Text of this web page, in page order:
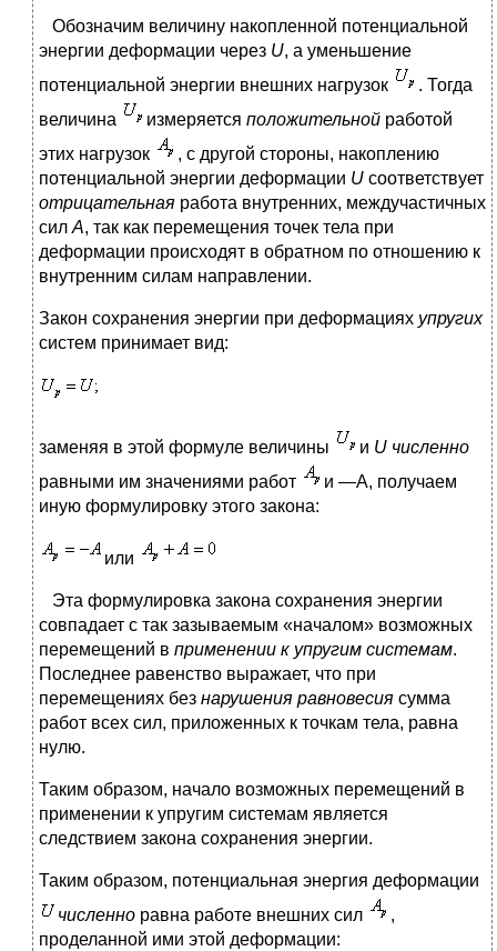
Обозначим величину накопленной потенциальной
энергии деформации через U, а уменьшение
потенциальной энергии внешних нагрузок
. Тогда
величина
измеряется положительной работой
этих нагрузок
, с другой стороны, накоплению
потенциальной энергии деформации U соответствует
отрицательная работа внутренних, междучастичных
сил А, так как перемещения точек тела при
деформации происходят в обратном по отношению к
внутренним силам направлении.
Закон сохранения энергии при деформациях упругих
систем принимает вид:
заменяя в этой формуле величины и U численно
равными им значениями работ
и —А, получаем
иную формулировку этого закона:
или
Эта формулировка закона сохранения энергии
совпадает с так зазываемым «началом» возможных
перемещений в применении к упругим системам.
Последнее равенство выражает, что при
перемещениях без нарушения равновесия сумма
работ всех сил, приложенных к точкам тела, равна
нулю.
Таким образом, начало возможных перемещений в
применении к упругим системам является
следствием закона сохранения энергии.
Таким образом, потенциальная энергия деформации
численно равна работе внешних сил
,
проделанной ими этой деформации: